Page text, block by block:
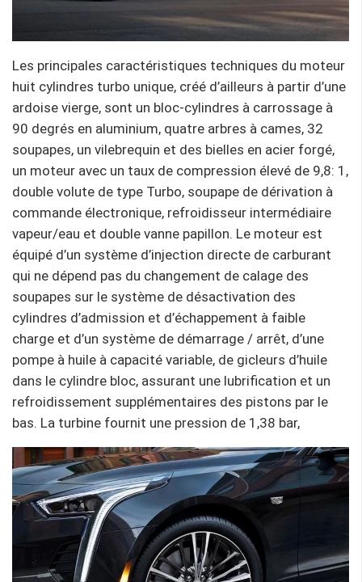
Les principales caractéristiques techniques du moteur
huit cylindres turbo unique, créé d’ailleurs à partir d’une
ardoise vierge, sont un bloc-cylindres à carrossage à
90 degrés en aluminium, quatre arbres à cames, 32
soupapes, un vilebrequin et des bielles en acier forgé,
un moteur avec un taux de compression élevé de 9,8: 1,
double volute de type Turbo, soupape de dérivation à
commande électronique, refroidisseur intermédiaire
vapeur/eau et double vanne papillon. Le moteur est
équipé d’un système d’injection directe de carburant
qui ne dépend pas du changement de calage des
soupapes sur le système de désactivation des
cylindres d’admission et d’échappement à faible
charge et d’un système de démarrage / arrêt, d’une
pompe à huile à capacité variable, de gicleurs d’huile
dans le cylindre bloc, assurant une lubrification et un
refroidissement supplémentaires des pistons par le
bas. La turbine fournit une pression de 1,38 bar,